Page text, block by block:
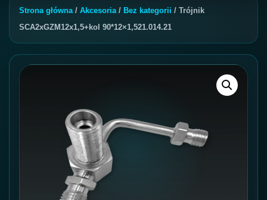
Strona główna/ Akcesoria/ Bez kategorii / Trójnik
SCA2xGZM12x1,5+kol 90*12×1,521.014.21